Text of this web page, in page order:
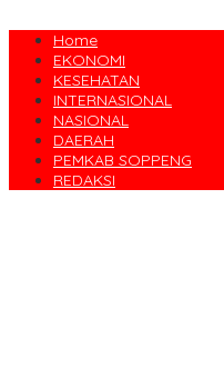
Home
EKONOMI
KESEHATAN
INTERNASIONAL
NASIONAL
DAERAH
PEMKAB SOPPENG
REDAKSI